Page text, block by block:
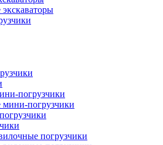
погрузчики
мини-погрузчики
погрузчики